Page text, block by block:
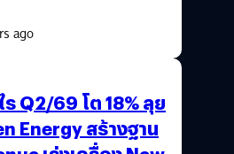
ago
ร Q2/69 โต 18% ลุย
Energy สร้างฐาน